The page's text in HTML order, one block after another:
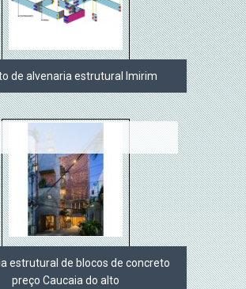
de alvenaria estrutural Imirim
estrutural de blocos de concreto
preço Caucaia do alto